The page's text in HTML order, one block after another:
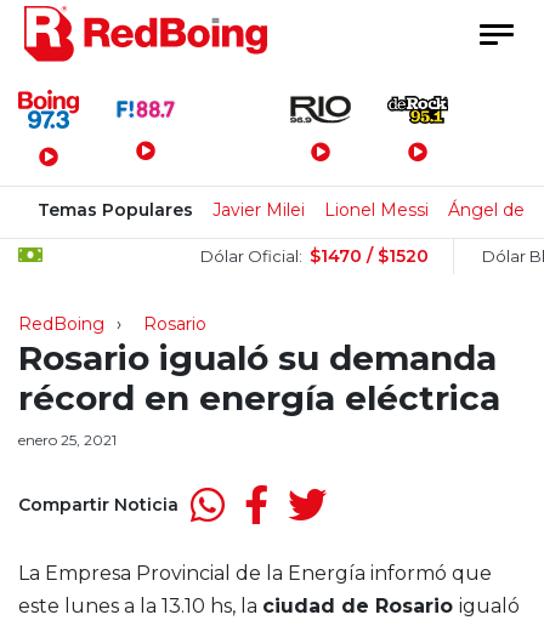
Menú Principal
Temas Populares Javier Milei Lionel Messi Ángel de
Dólar Oficial: $1470 / $1520 Dólar Blue:
RedBoing Rosario
Rosario igualó su demanda
récord en energía eléctrica
enero 25, 2021
Compartir Noticia
La Empresa Provincial de la Energía informó que
este lunes a la 13.10 hs, la ciudad de Rosario igualó